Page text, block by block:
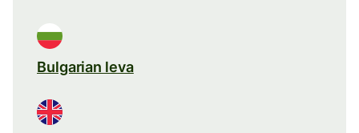
Bulgarian leva